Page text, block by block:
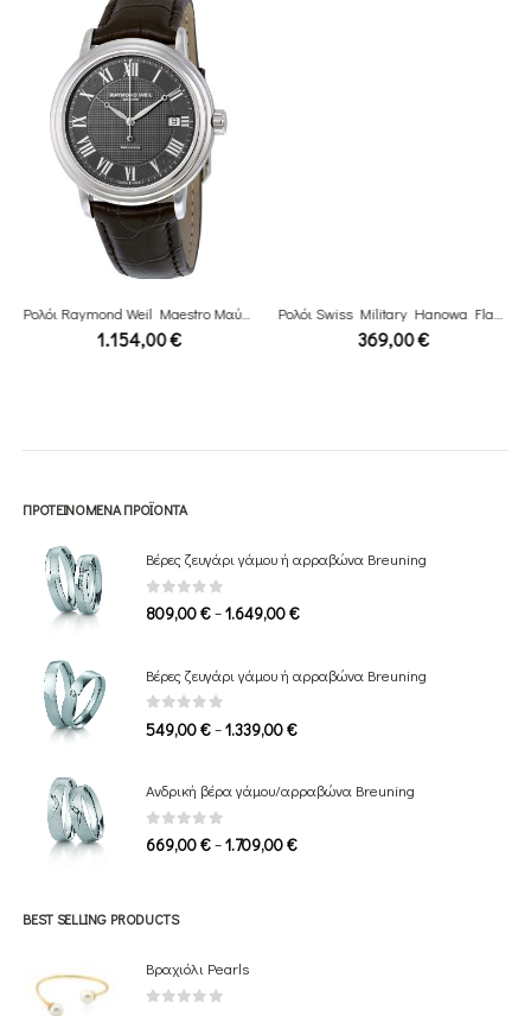
Ρολόι Raymond Weil Maestro Μαύρο leather
1.154,00€ 369,00€
ΠΡΟΤΕΙΝΌΜΕΝΑ ΠΡΟΪΌΝΤΑ
Βέρες ζευγάρι γάμου ή αρραβώνα Breuning
0out of 5
809,00€–1.649,00€Price
through
Βέρες ζευγάρι γάμου ή αρραβώνα Breuning
0 out of 5
549,00€–1.339,00€Price
through
Ανδρική βέρα γάμου/αρραβώνα Breuning
0 out of 5
669,00€–1.709,00€Price
BEST SELLING PRODUCTS
Βραχιόλι Pearls